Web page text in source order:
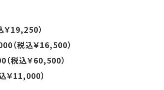
19,250）
（税込￥16,500）
税込￥60,500）
￥11,000）